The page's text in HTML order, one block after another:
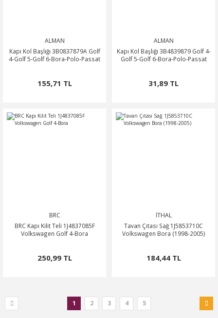
ALMAN
Kapı Kol Başlığı 3B0837879A Golf
4-Golf 5-Golf 6-Bora-Polo-Passat
155,71 TL
ALMAN
Kapı Kol Başlığı 3B4839879 Golf 4-
Golf 5-Golf 6-Bora-Polo-Passat
31,89 TL
BRC
BRC Kapı Kilit Teli 1J4837085F
Volkswagen Golf 4-Bora
250,99 TL
İTHAL
Tavan Çıtası Sağ 1J5853710C
Volkswagen Bora (1998-2005)
184,44 TL
1 2 3 4 5